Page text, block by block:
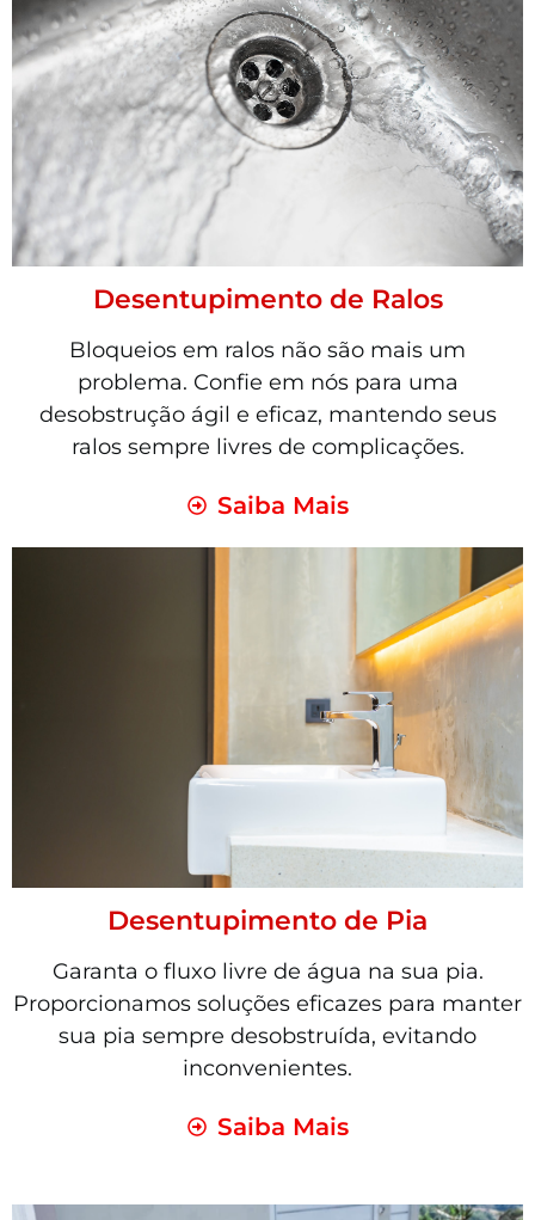
Desentupimento de Ralos
Bloqueios em ralos não são mais um
problema. Confie em nós para uma
desobstrução ágil e eficaz, mantendo seus
ralos sempre livres de complicações.
Saiba Mais
Desentupimento de Pia
Garanta o fluxo livre de água na sua pia.
Proporcionamos soluções eficazes para manter
sua pia sempre desobstruída, evitando
inconvenientes.
Saiba Mais